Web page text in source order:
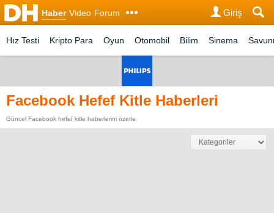
Haber Video Forum Giriş
Hız Testi Kripto Para Oyun Otomobil Bilim Sinema
Facebook Hefef Kitle Haberleri
Güncel Facebook hefef kitle haberlerini özetle